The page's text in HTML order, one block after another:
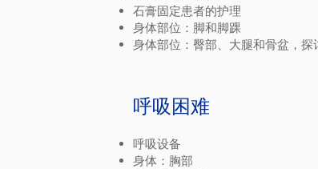
石膏固定患者的护理
身体部位：脚和脚踝
身体部位：臀部、大腿和骨盆，探
呼吸困难
呼吸设备
身体：胸部